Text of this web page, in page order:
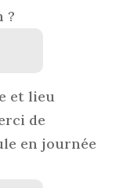
?
et lieu
de
en journée